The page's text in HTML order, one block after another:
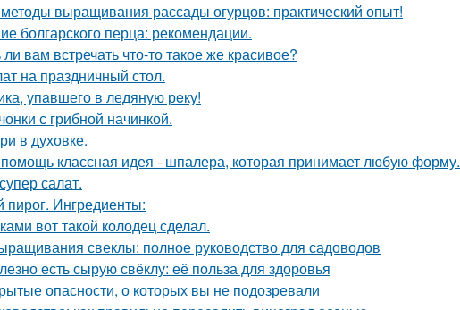
выращивания рассады огурцов: практический опыт!
болгарского перца: рекомендации.
вам встречать что-то такое же красивое?
на праздничный стол.
упaвшего в ледяную рeку!
с грибной начинкой.
в духовке.
классная идея - шпалера, которая принимает любую форму.
салат.
Ингредиенты:
вот такой колодец сделал.
свеклы: полное руководство для садоводов
есть сырую свёклу: её польза для здоровья
опасности, о которых вы не подозревали